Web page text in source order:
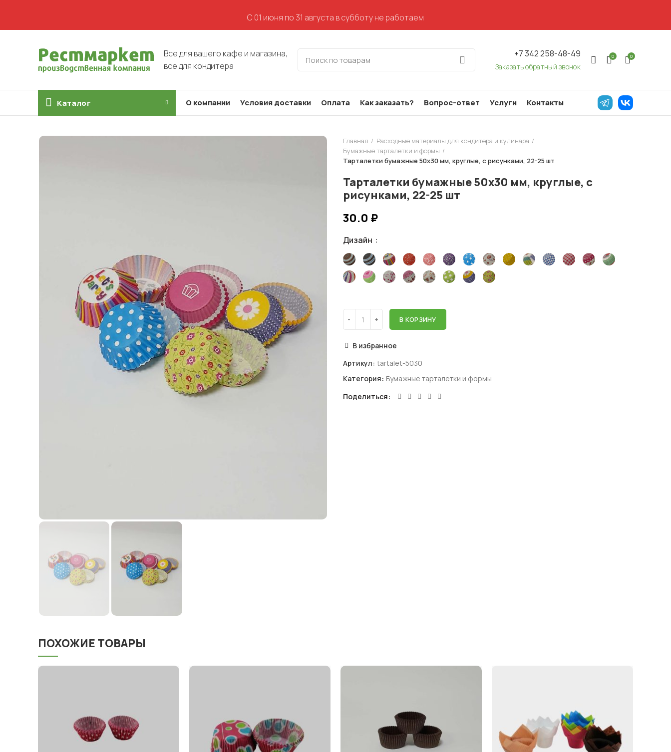
Все для вашего кафе и магазина,
все для кондитера
+7 342 258-48-49
Заказать обратный звонок
0 0
Каталог О компании Условия доставки Оплата Как заказать? Вопрос-ответ Услуги Контакты
Главная
Расходные материалы для кондитера и кулинара
Бумажные тарталетки и формы
Тарталетки бумажные 50х30 мм, круглые, с рисунками, 22-25 шт
Тарталетки бумажные 50х30 мм, круглые, с
рисунками, 22-25 шт
30.0 ₽
Дизайн
В КОРЗИНУ
В избранное
Артикул: tartalet-5030
Категория: Бумажные тарталетки и формы
Поделиться
ПОХОЖИЕ ТОВАРЫ
С 01 июня по 31 августа в субботу не работаем